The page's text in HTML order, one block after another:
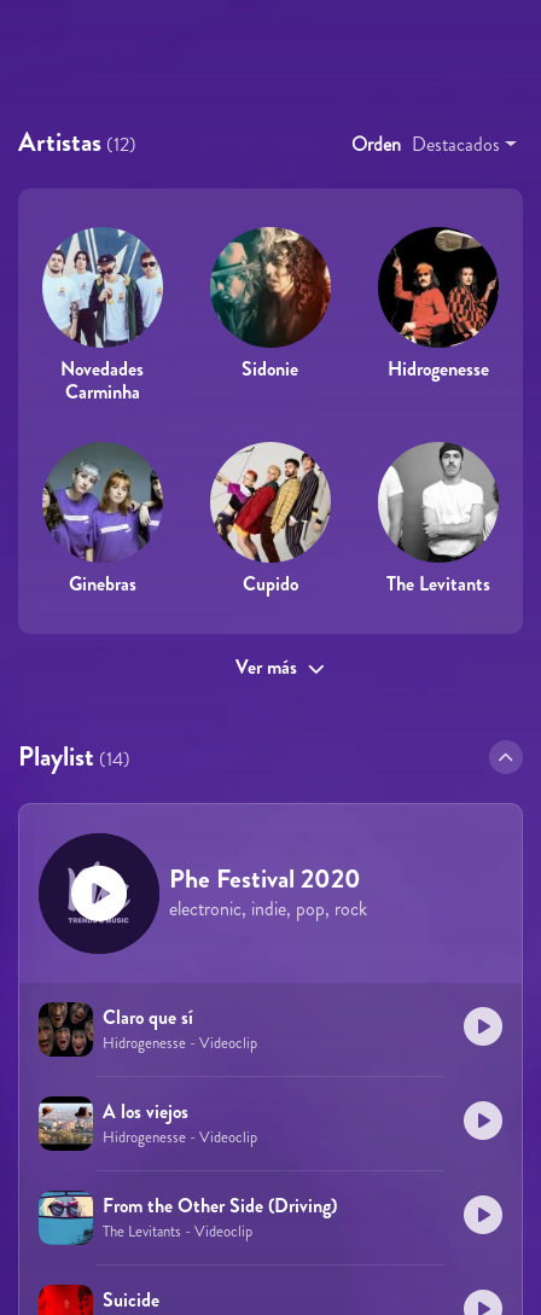
Artistas (12) Orden Destacados
Novedades
Carminha
Sidonie Hidrogenesse
Ginebras Cupido The Levitants
Ver más
Playlist (14)
Phe Festival 2020
electronic, indie, pop, rock
Claro que sí
Hidrogenesse - Videoclip
A los viejos
Hidrogenesse - Videoclip
From the Other Side (Driving)
The Levitants - Videoclip
Suicide